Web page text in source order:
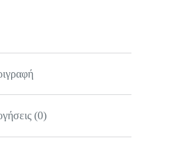
(0)